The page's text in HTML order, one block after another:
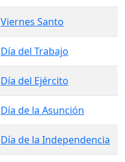
Viernes Santo
Día del Trabajo
Día del Ejército
Día de la Asunción
Día de la Independencia